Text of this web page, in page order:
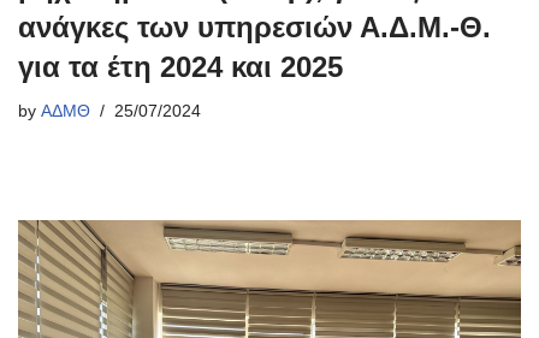
ανάγκες των υπηρεσιών Α.Δ.Μ.-Θ.
για τα έτη 2024 και 2025
by ΑΔΜΘ 25/07/2024